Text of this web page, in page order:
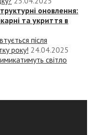
оновлення:
та укриття в
після
року! 24.04.2025
світло